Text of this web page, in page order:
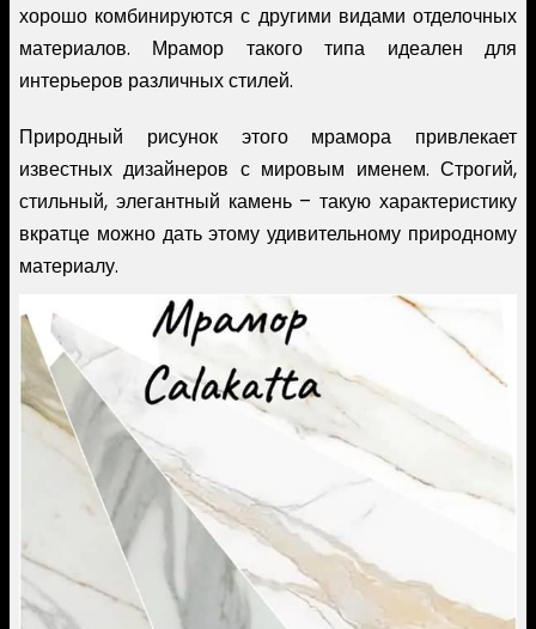
хорошо комбинируются с другими видами отделочных
материалов. Мрамор такого типа идеален для
интерьеров различных стилей.
Природный рисунок этого мрамора привлекает
известных дизайнеров с мировым именем. Строгий,
стильный, элегантный камень – такую характеристику
вкратце можно дать этому удивительному природному
материалу.